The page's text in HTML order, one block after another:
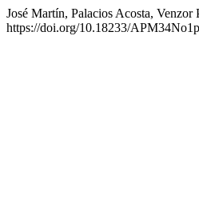
José Martín, Palacios Acosta,
https://doi.org/10.18233/